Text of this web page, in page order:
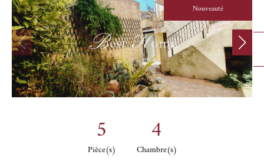
Nouveauté
5
Pièce(s)
4
Chambre(s)